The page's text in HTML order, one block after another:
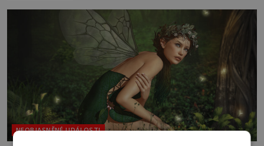
neviditelným? Zvláště když se ocitneme v trapné si
NEOBJASNĚNÉ UDÁLOSTI